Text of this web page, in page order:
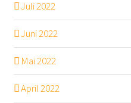
Juli 2022
Juni 2022
Mai 2022
April 2022